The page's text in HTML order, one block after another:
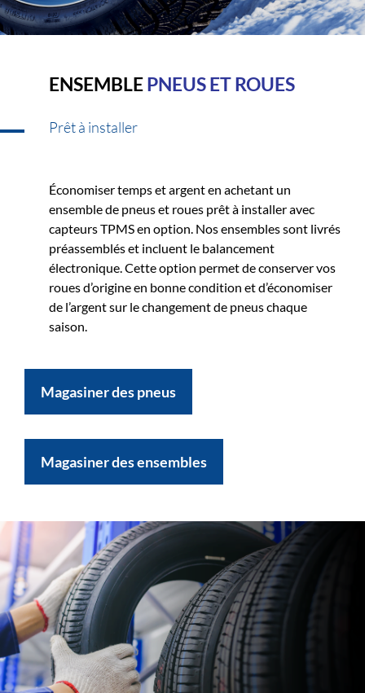
ENSEMBLEPNEUS ET ROUES
Prêt à installer
Économiser temps et argent en achetant un
ensemble de pneus et roues prêt à installer avec
capteurs TPMS en option. Nos ensembles sont livrés
préassemblés et incluent le balancement
électronique. Cette option permet de conserver vos
roues d’origine en bonne condition et d’économiser
de l’argent sur le changement de pneus chaque
saison.
Magasiner des pneus
Magasiner des ensembles